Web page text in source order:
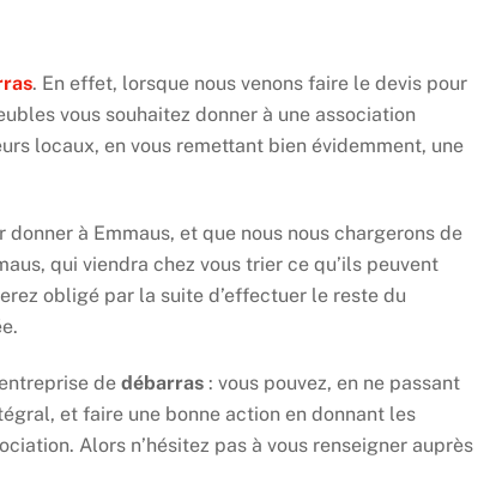
. En effet, lorsque nous venons faire le devis pour
vous souhaitez donner à une association
locaux, en vous remettant bien évidemment, une
donner à Emmaus, et que nous nous chargerons de
qui viendra chez vous trier ce qu’ils peuvent
obligé par la suite d’effectuer le reste du
de débarras : vous pouvez, en ne passant
et faire une bonne action en donnant les
Alors n’hésitez pas à vous renseigner auprès